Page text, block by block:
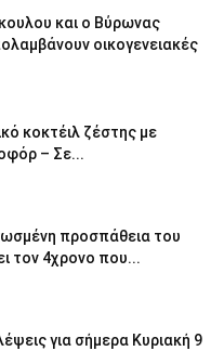
και ο Βύρωνας
οικογενειακές
κοκτέιλ ζέστης με
– Σε...
προσπάθεια του
τον 4χρονο που...
για σήμερα Κυριακή 9